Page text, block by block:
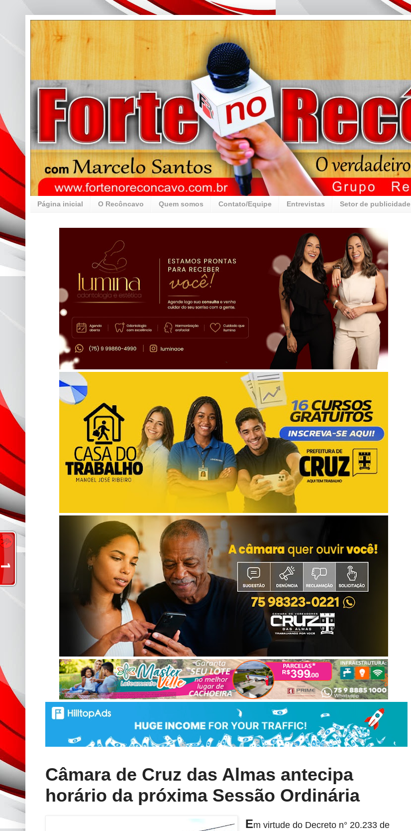
Página inicial O Recôncavo Quem somos Contato/Equipe Entrevistas Setor de publicidade
Câmara de Cruz das Almas antecipa
horário da próxima Sessão Ordinária
Em virtude do Decreto n° 20.233 de